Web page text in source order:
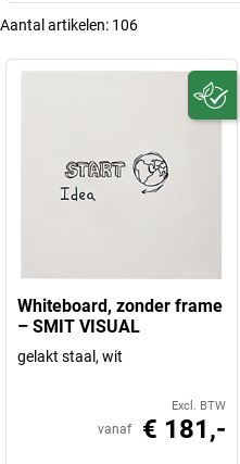
Aantal artikelen: 106
Whiteboard, zonder frame
– SMIT VISUAL
gelakt staal, wit
Excl. BTW
vanaf € 181,-